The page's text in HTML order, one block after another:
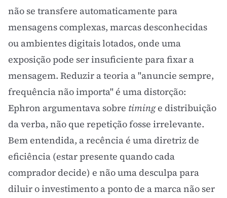
não se transfere automaticamente para
mensagens complexas, marcas desconhecidas
ou ambientes digitais lotados, onde uma
exposição pode ser insuficiente para fixar a
mensagem. Reduzir a teoria a "anuncie sempre,
frequência não importa" é uma distorção:
Ephron argumentava sobre timinge distribuição
da verba, não que repetição fosse irrelevante.
Bem entendida, a recência é uma diretriz de
eficiência (estar presente quando cada
comprador decide) e não uma desculpa para
diluir o investimento a ponto de a marca não ser